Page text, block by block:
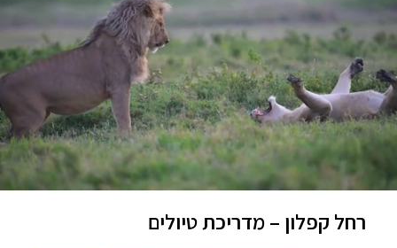
רחל קפלון – מדריכת טיולים